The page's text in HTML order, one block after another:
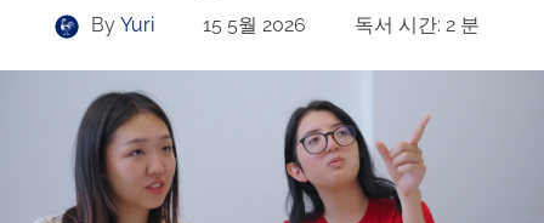
By Yuri 15 5월 2026 독서 시간: 2 분